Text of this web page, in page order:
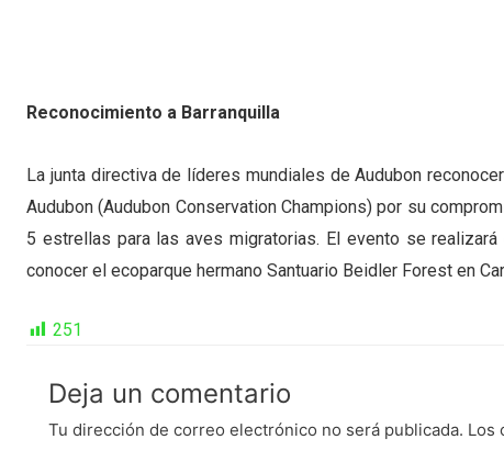
Reconocimiento a Barranquilla
La junta directiva de líderes mundiales de Audubon
Audubon (Audubon Conservation Champions) por su
5 estrellas para las aves migratorias. El evento se
conocer el ecoparque hermano Santuario Beidler Forest en
251
Deja un comentario
Tu dirección de correo electrónico no será publicada. Los